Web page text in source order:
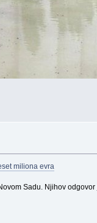
miliona evra
Sadu. Njihov